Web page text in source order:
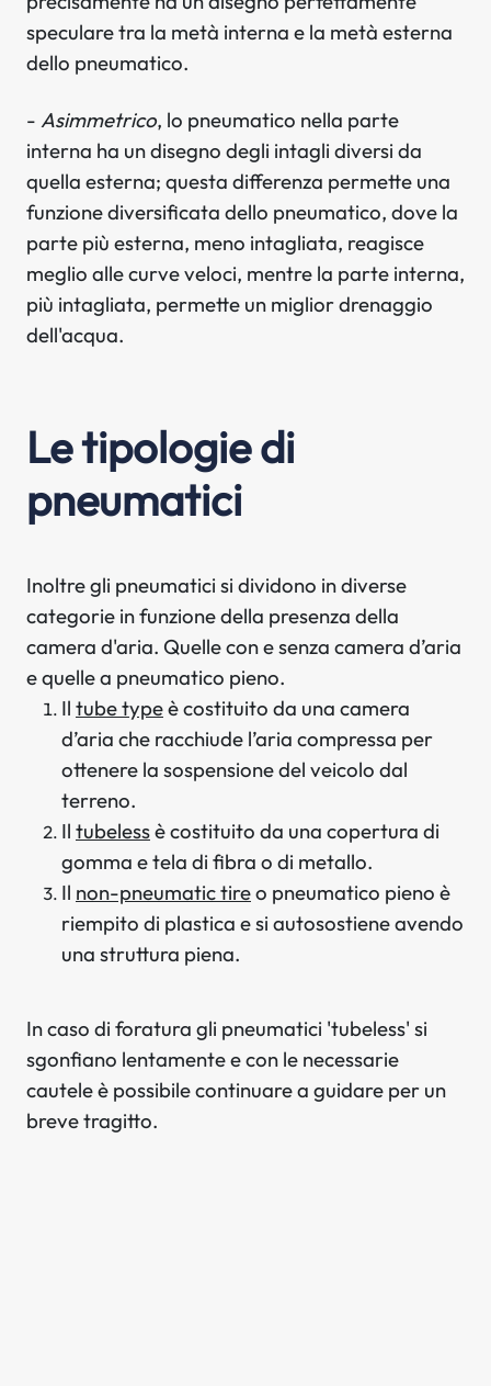
speculare tra la metà interna e la metà esterna
dello pneumatico.
- Asimmetrico, lo pneumatico nella parte
interna ha un disegno degli intagli diversi da
quella esterna; questa differenza permette una
funzione diversificata dello pneumatico, dove la
parte più esterna, meno intagliata, reagisce
meglio alle curve veloci, mentre la parte interna,
più intagliata, permette un miglior drenaggio
dell'acqua.
Le tipologie di
pneumatici
Inoltre gli pneumatici si dividono in diverse
categorie in funzione della presenza della
camera d'aria. Quelle con e senza camera d’aria
e quelle a pneumatico pieno.
Il tube typeè costituito da una camera
d’aria che racchiude l’aria compressa per
ottenere la sospensione del veicolo dal
terreno.
Il tubelessè costituito da una copertura di
gomma e tela di fibra o di metallo.
Il non-pneumatic tireo pneumatico pieno è
riempito di plastica e si autosostiene avendo
una struttura piena.
In caso di foratura gli pneumatici 'tubeless' si
sgonfiano lentamente e con le necessarie
cautele è possibile continuare a guidare per un
breve tragitto.